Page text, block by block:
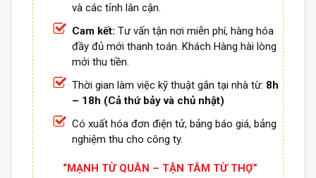
và các tỉnh lân cận.
Cam kết: Tư vấn tận nơi miễn phí, hàng hóa
đầy đủ mới thanh toán. Khách Hàng hài lòng
mới thu tiền.
Thời gian làm việc kỹ thuật gắn tại nhà từ: 8h
– 18h (Cả thứ bảy và chủ nhật)
Có xuất hóa đơn điện tử, bảng báo giá, bảng
nghiệm thu cho công ty.
“MẠNH TỪ QUÂN – TẬN TÂM TỪ THỢ”